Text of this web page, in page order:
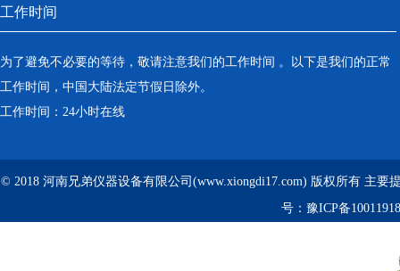
工作时间
为了避免不必要的等待，敬请注意我们的工作时间 。以下是我们的正常
工作时间，中国大陆法定节假日除外。
工作时间：24小时在线
© 2018 河南兄弟仪器设备有限公司(www.xiongdi17.com) 版权所有 主要
号： 豫ICP备